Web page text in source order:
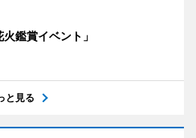
鑑賞イベント」
と見る